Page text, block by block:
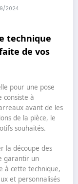
2024
technique
de vos
pour une pose
à
avant de les
de la pièce, le
souhaités.
la découpe des
garantir un
à cette technique,
et personnalisés